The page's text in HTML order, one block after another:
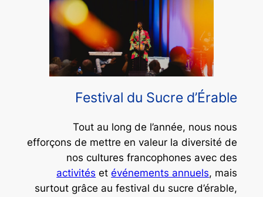
Festival du Sucre d’Érable
Tout au long de l’année, nous nous
efforçons de mettre en valeur la diversité de
nos cultures francophones avec des
activités etévénements annuels, mais
surtout grâce au festival du sucre d’érable,